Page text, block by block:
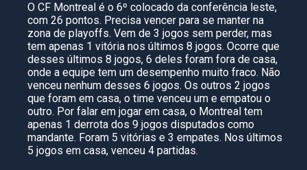
O CF Montreal é o 6º colocado da conferência leste,
com 26 pontos. Precisa vencer para se manter na
zona de playoffs. Vem de 3 jogos sem perder, mas
tem apenas 1 vitória nos últimos 8 jogos. Ocorre que
desses últimos 8 jogos, 6 deles foram fora de casa,
onde a equipe tem um desempenho muito fraco. Não
venceu nenhum desses 6 jogos. Os outros 2 jogos
que foram em casa, o time venceu um e empatou o
outro. Por falar em jogar em casa, o Montreal tem
apenas 1 derrota dos 9 jogos disputados como
mandante. Foram 5 vitórias e 3 empates. Nos últimos
5 jogos em casa, venceu 4 partidas.